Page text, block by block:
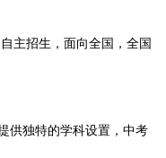
主招生，面向全国，全国
供独特的学科设置，中考